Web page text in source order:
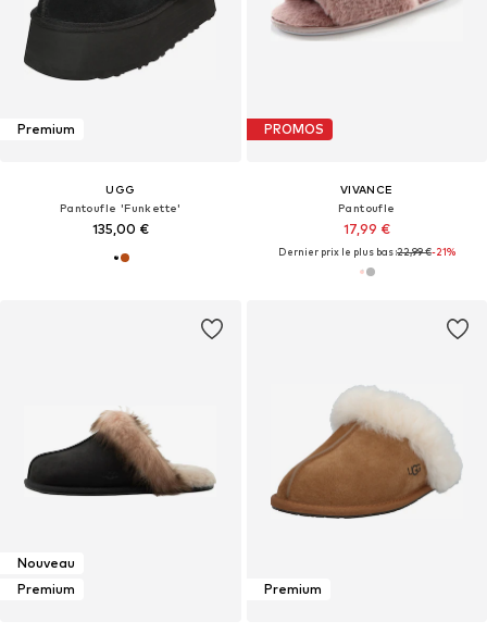
Premium
UGG
Pantoufle 'Funkette'
135,00 €
PROMOS
VIVANCE
Pantoufle
17,99 €
Dernier prix le plus bas :22,99 €-21%
Nouveau
Premium
Premium